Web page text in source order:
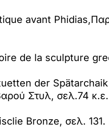
avant
de la sculpture
der
Στυλ, σελ.74 κ.ε.
Bronze, σελ. 131.